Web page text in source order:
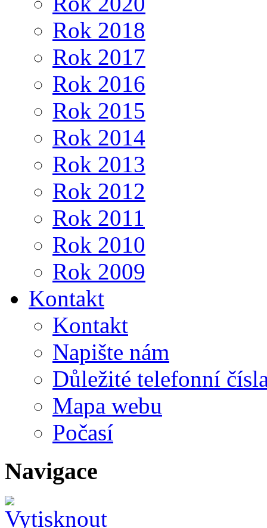
Rok 2018
Rok 2017
Rok 2016
Rok 2015
Rok 2014
Rok 2013
Rok 2012
Rok 2011
Rok 2010
Rok 2009
Kontakt
Kontakt
Napište nám
Důležité telefonní
Mapa webu
Počasí
Navigace